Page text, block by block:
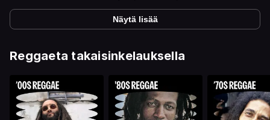
Näytä lisää
Reggaeta takaisinkelauksella